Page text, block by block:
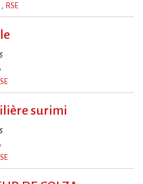
RSE
surimi